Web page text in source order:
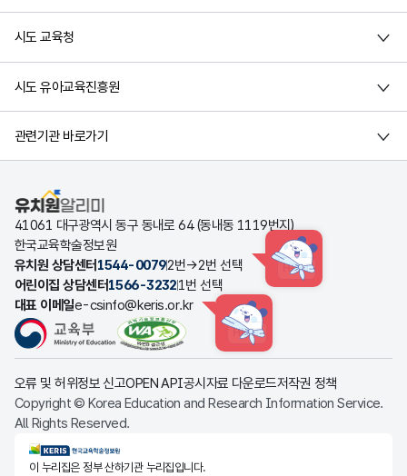
시도 교육청
시도 유아교육진흥원
관련기관 바로가기
유치원알리미
41061 대구광역시 동구 동내로 64 (동내동 1119번지)
한국교육학술정보원
유치원 상담센터 1544-00792번→2번 선택 HINT
어린이집 상담센터1566-32321번 선택
대표 이메일e-csinfo@keris.or.kr
HINT
오류 및 허위정보 신고OPEN API공시자료 다운로드저작권 정책
Copyright © Korea Education and Research Information Service.
All Rights Reserved.
KERIS한국교육학술정보원
이 누리집은 정부 산하기관 누리집입니다.